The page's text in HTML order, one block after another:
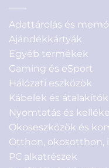
Adattárolás és
Ajándékkártyák
Egyéb termékek
Gaming és eSport
Hálózati eszközök
Kábelek és átalakítók
Nyomtatás és
Okoseszközök és
Otthon, okosotthon,
PC alkatrészek